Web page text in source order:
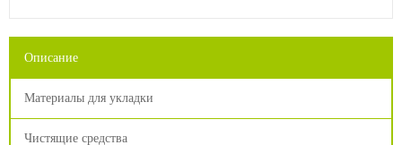
Описание
Материалы для укладки
Чистящие средства